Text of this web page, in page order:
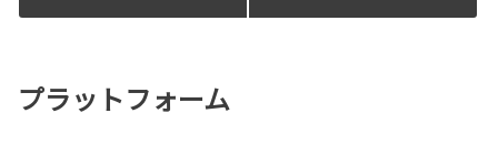
プラットフォーム